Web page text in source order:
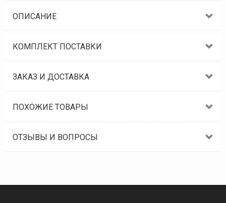
ОПИСАНИЕ
КОМПЛЕКТ ПОСТАВКИ
ЗАКАЗ И ДОСТАВКА
ПОХОЖИЕ ТОВАРЫ
ОТЗЫВЫ И ВОПРОСЫ